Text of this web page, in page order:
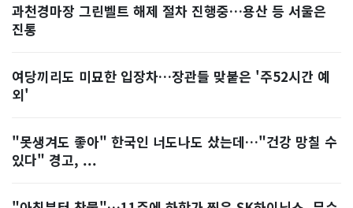
과천경마장 그린벨트 해제 절차 진행중…용산 등 서울은
진통
여당끼리도 미묘한 입장차…장관들 맞붙은 '주52시간 예
외'
"못생겨도 좋아" 한국인 너도나도 샀는데…"건강 망칠 수
있다" 경고, ...